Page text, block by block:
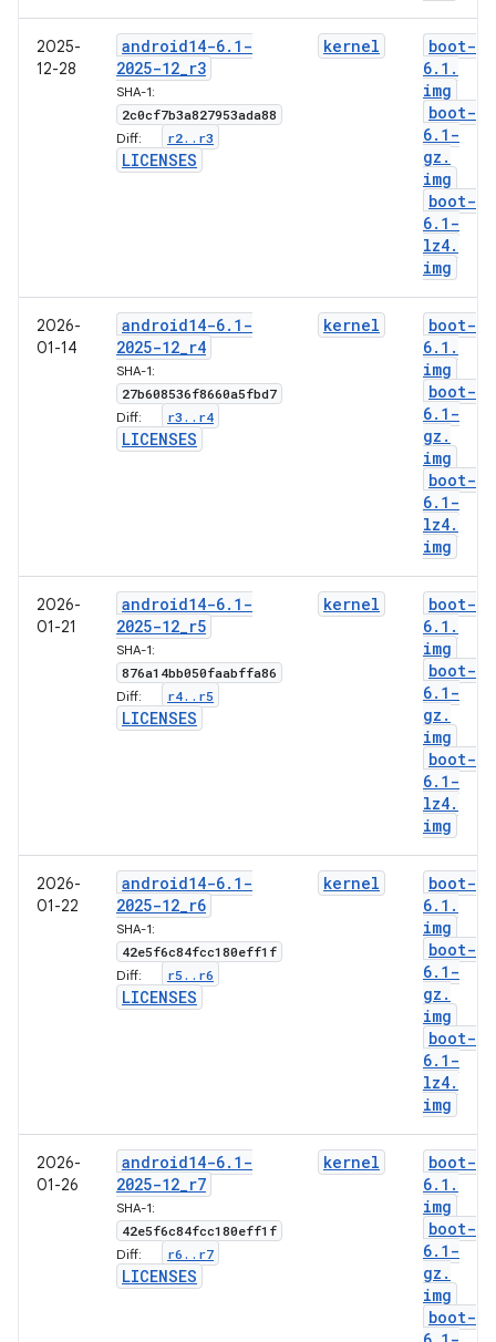
2025-
12-28
android14-6. 1-
2025-12_r3
SHA-1:
2c0cf7b3a827953ada88
Diff: r2. . r3
LICENSES
kernel
boot-
6. 1 .
img
boot-
6. 1-
gz .
img
boot-
6. 1-
lz4.
img
2026-
01-14
android14-6. 1-
2025-12_r4
SHA-1:
27b608536f8660a5fbd7
Diff: r3 . . r4
LICENSES
kernel
boot-
6. 1 .
img
boot-
6. 1-
gz .
img
boot-
6. 1-
lz4.
img
2026-
01-21
android14-6. 1-
2025-12_r5
SHA-1:
876a14bb050faabffa86
Diff: r4. . r5
LICENSES
kernel
boot-
6. 1 .
img
boot-
6. 1-
gz .
img
boot-
6. 1-
lz4.
img
2026-
01-22
android14-6. 1-
2025-12_r6
SHA-1:
42e5f6c84fcc180eff1f
Diff: r5 . . r6
LICENSES
kernel
boot-
6. 1 .
img
boot-
6. 1-
gz .
img
boot-
6. 1-
lz4.
img
2026-
01-26
android14-6. 1-
2025-12_r7
SHA-1:
42e5f6c84fcc180eff1f
Diff: r6 . . r7
LICENSES
kernel
boot-
6. 1 .
img
boot-
6. 1-
gz .
img
boot-